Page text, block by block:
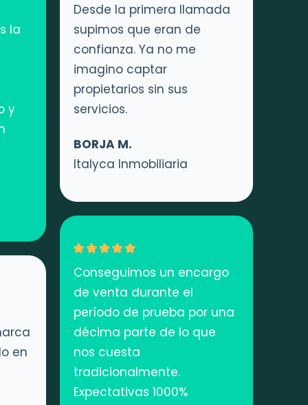
la
y
en
Desde la primera llamada
supimos que eran de
confianza. Ya no me
imagino captar
propietarios sin sus
servicios.
BORJA M.
Italyca Inmobiliaria
Conseguimos un encargo
de venta durante el
período de prueba por una
décima parte de lo que
nos cuesta
tradicionalmente.
Expectativas 1000%